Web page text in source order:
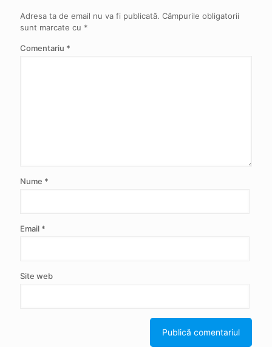
Adresa ta de email nu va fi publicată. Câmpurile obligatorii
sunt marcate cu *
Comentariu *
Nume *
Email *
Site web